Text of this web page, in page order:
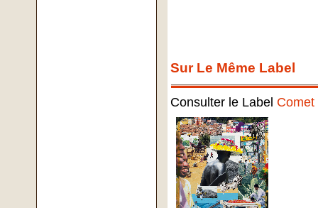
Sur Le Même Label
Consulter le Label Comet